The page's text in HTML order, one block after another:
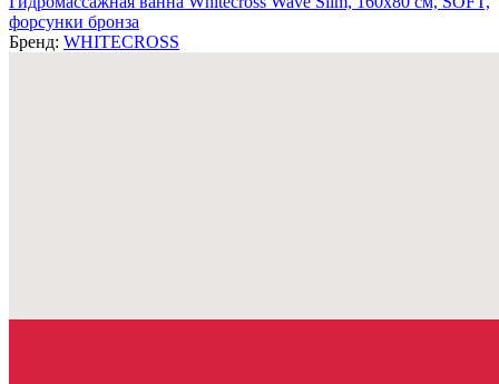
форсунки бронза
Бренд: WHITECROSS